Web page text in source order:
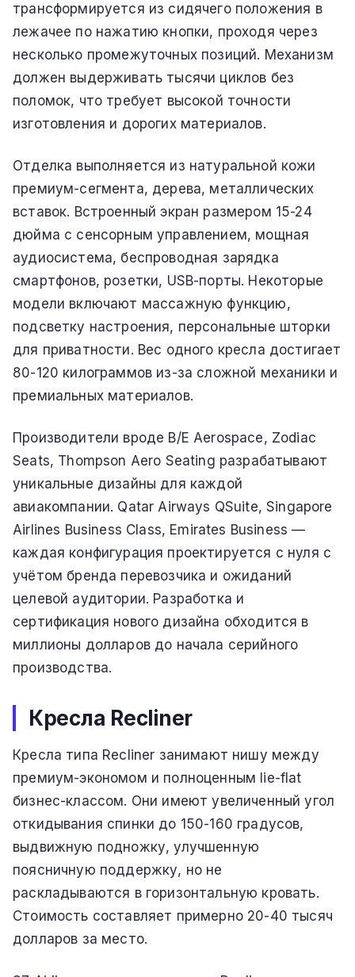
трансформируется из сидячего положения в
лежачее по нажатию кнопки, проходя через
несколько промежуточных позиций. Механизм
должен выдерживать тысячи циклов без
поломок, что требует высокой точности
изготовления и дорогих материалов.
Отделка выполняется из натуральной кожи
премиум-сегмента, дерева, металлических
вставок. Встроенный экран размером 15-24
дюйма с сенсорным управлением, мощная
аудиосистема, беспроводная зарядка
смартфонов, розетки, USB-порты. Некоторые
модели включают массажную функцию,
подсветку настроения, персональные шторки
для приватности. Вес одного кресла достигает
80-120 килограммов из-за сложной механики и
премиальных материалов.
Производители вроде B/E Aerospace, Zodiac
Seats, Thompson Aero Seating разрабатывают
уникальные дизайны для каждой
авиакомпании. Qatar Airways QSuite, Singapore
Airlines Business Class, Emirates Business —
каждая конфигурация проектируется с нуля с
учётом бренда перевозчика и ожиданий
целевой аудитории. Разработка и
сертификация нового дизайна обходится в
миллионы долларов до начала серийного
производства.
Кресла Recliner
Кресла типа Recliner занимают нишу между
премиум-экономом и полноценным lie-flat
бизнес-классом. Они имеют увеличенный угол
откидывания спинки до 150-160 градусов,
выдвижную подножку, улучшенную
поясничную поддержку, но не
раскладываются в горизонтальную кровать.
Стоимость составляет примерно 20-40 тысяч
долларов за место.